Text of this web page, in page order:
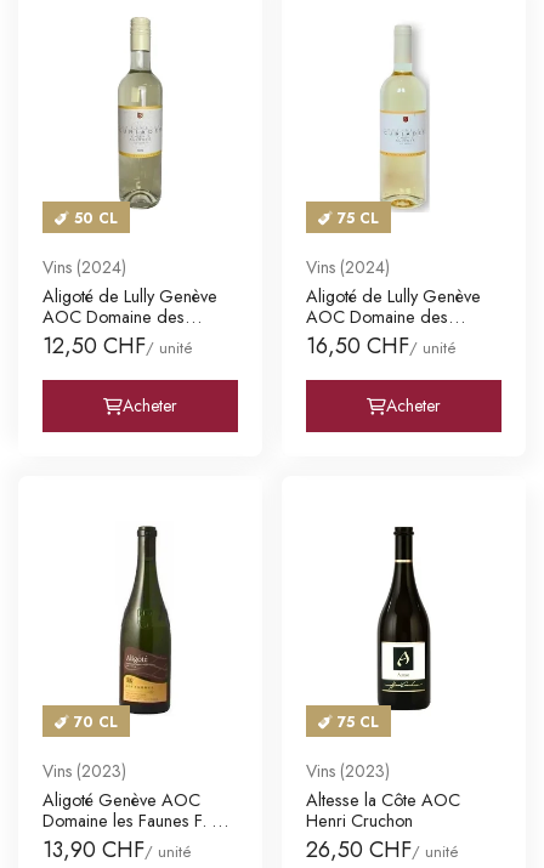
50 CL
Vins (2024)
Aligoté de Lully Genève
AOC Domaine des
Curiades
12,50 CHF/ unité
Acheter
75 CL
Vins (2024)
Aligoté de Lully Genève
AOC Domaine des
Curiades
16,50 CHF/ unité
Acheter
70 CL
Vins (2023)
Aligoté Genève AOC
Domaine les Faunes F. &
L. Mis
13,90 CHF/ unité
75 CL
Vins (2023)
Altesse la Côte AOC
Henri Cruchon
26,50 CHF/ unité